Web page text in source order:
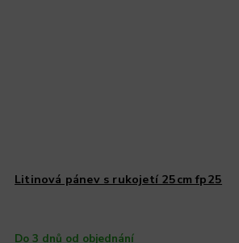
Litinová pánev s rukojetí 25cm fp25
Do 3 dnů od objednání